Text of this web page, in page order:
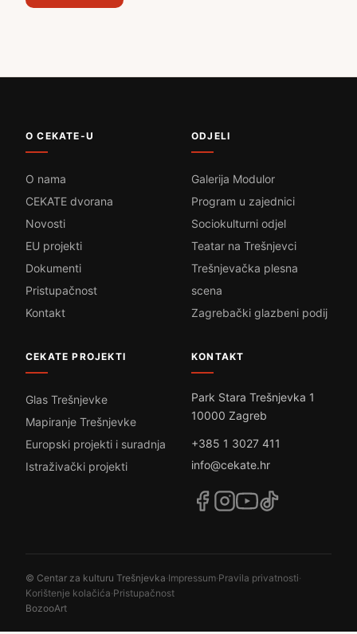
O CEKATE-U
O nama
CEKATE dvorana
Novosti
EU projekti
Dokumenti
Pristupačnost
Kontakt
ODJELI
Galerija Modulor
Program u zajednici
Sociokulturni odjel
Teatar na Trešnjevci
Trešnjevačka plesna
scena
Zagrebački glazbeni podij
CEKATE PROJEKTI
Glas Trešnjevke
Mapiranje Trešnjevke
Europski projekti i suradnja
Istraživački projekti
KONTAKT
Park Stara Trešnjevka 1
10000 Zagreb
+385 1 3027 411
info@cekate.hr
© Centar za kulturu Trešnjevka·Impressum·Pravila privatnosti·
Korištenje kolačića·Pristupačnost
BozooArt